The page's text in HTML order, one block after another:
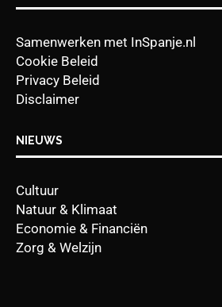
Samenwerken met InSpanje.nl
Cookie Beleid
Privacy Beleid
Disclaimer
NIEUWS
Cultuur
Natuur & Klimaat
Economie & Financiën
Zorg & Welzijn